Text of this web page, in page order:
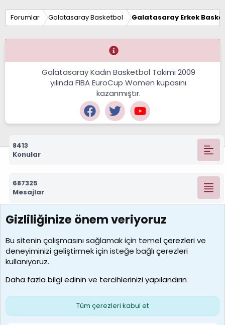
Forumlar Galatasaray Basketbol Galatasaray Erkek
Galatasaray Kadın Basketbol Takımı 2009
yılında FIBA EuroCup Women kupasını
kazanmıştır.
8413
Konular
687325
Mesajlar
7390
Kullanıcılar
MosesBrownHayranı
Son üye
Çerezler
S
Gizliliğinize önem veriyoruz
Bu sitenin çalışmasını sağlamak için temelçerezlerive
deneyiminizi geliştirmek için isteğe bağlı çerezleri
kullanıyoruz.
Daha fazla bilgi edinin ve tercihlerinizi yapılandırın
Tüm çerezleri kabul et